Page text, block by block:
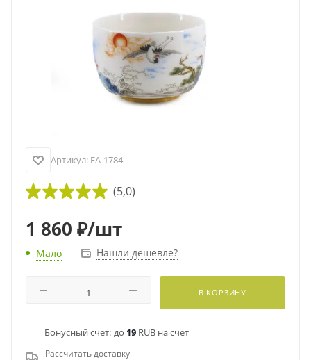
Артикул: EA-1784
(5,0)
1 860 ₽/шт
Мало Нашли дешевле?
В КОРЗИНУ
Бонусный счет: до 19 RUB на счет
Рассчитать доставку